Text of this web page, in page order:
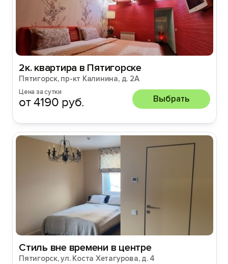
2к. квартира в Пятигорске
Пятигорск, пр-кт Калинина, д. 2А
Цена за сутки
от 4190 руб. Выбрать
Стиль вне времени в центре
Пятигорск, ул. Коста Хетагурова, д. 4